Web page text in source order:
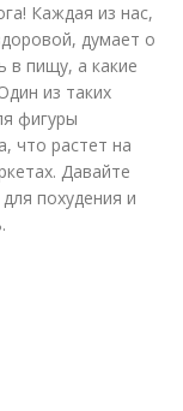
Капусты с
на ночь
Каждая из нас,
думает о
в пищу, а какие
из таких
фигуры
что растет на
Давайте
похудения и